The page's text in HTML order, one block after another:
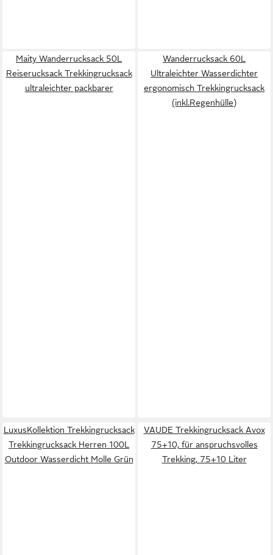
Maity Wanderrucksack 50L
Reiserucksack Trekkingrucksack
ultraleichter packbarer
Wanderrucksack 60L
Ultraleichter Wasserdichter
ergonomisch Trekkingrucksack
(inkl.Regenhülle)
LuxusKollektion Trekkingrucksack
Trekkingrucksack Herren 100L
Outdoor Wasserdicht Molle Grün
VAUDE Trekkingrucksack Avox
75+10, für anspruchsvolles
Trekking, 75+10 Liter